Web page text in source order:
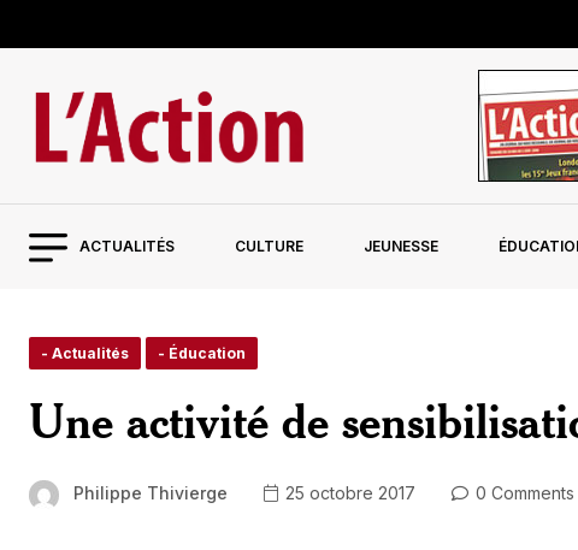
ACTUALITÉS CULTURE JEUNESSE
- Actualités - Éducation
Une activité de
Philippe Thivierge 25 octobre 2017 0 Comments